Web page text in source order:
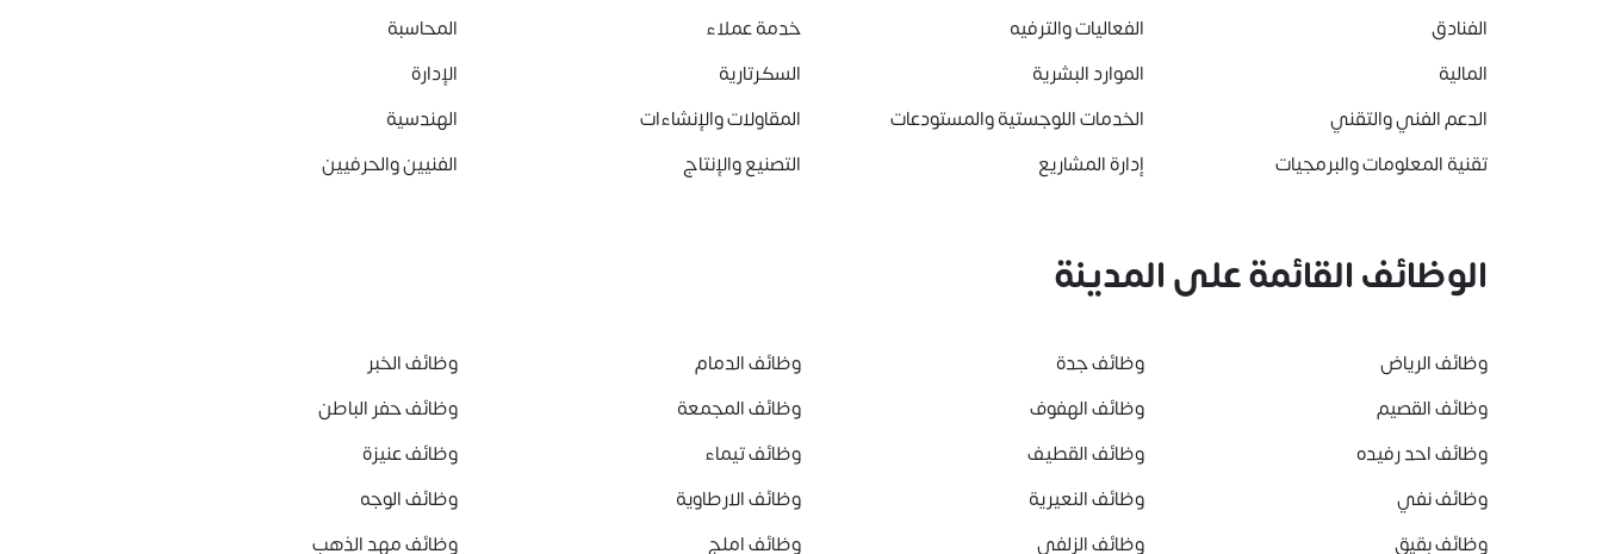
الفنادق
الفعاليات والترفيه خدمة عملاء
المحاسبة
المالية
الموارد البشرية السكرتارية
الإدارة
الدعم الفني والتقني
الخدمات اللوجستية والمستودعات المقاولات والإنشاءات
الهندسية
تقنية المعلومات والبرمجيات
إدارة المشاريع التصنيع والإنتاج الفنيين والحرفيين
الوظائف القائمة على المدينة
وظائف الرياض وظائف جدة وظائف الدمام
وظائف الخبر
وظائف القصيم
وظائف الهفوف وظائف المجمعة
وظائف حفر الباطن
وظائف احد رفيده
وظائف القطيف وظائف تيماء
وظائف عنيزة
وظائف نفي
وظائف النعيرية وظائف الارطاوية
وظائف الوجه
وظائف بقيق
وظائف الزلفي وظائف املج وظائف مهد الذهب